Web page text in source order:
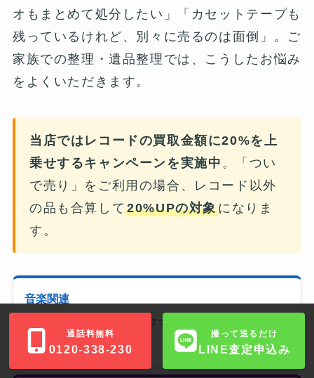
オもまとめて処分したい」「カセットテープも
残っているけれど、別々に売るのは面倒」。ご
家族での整理・遺品整理では、こうしたお悩み
をよくいただきます。
当店ではレコードの買取金額に20%を上
乗せするキャンペーンを実施中 。「つい
で売り」をご利用の場合、レコード以外
の品も合算して20%UPの対象になりま
す。
音楽関連
オーディオ機器・楽器・カセット・CD・DVD・Blu-ray
合算20%UP対象
通話料無料
0120-338-230
撮って送るだけ
LINE査定申込み